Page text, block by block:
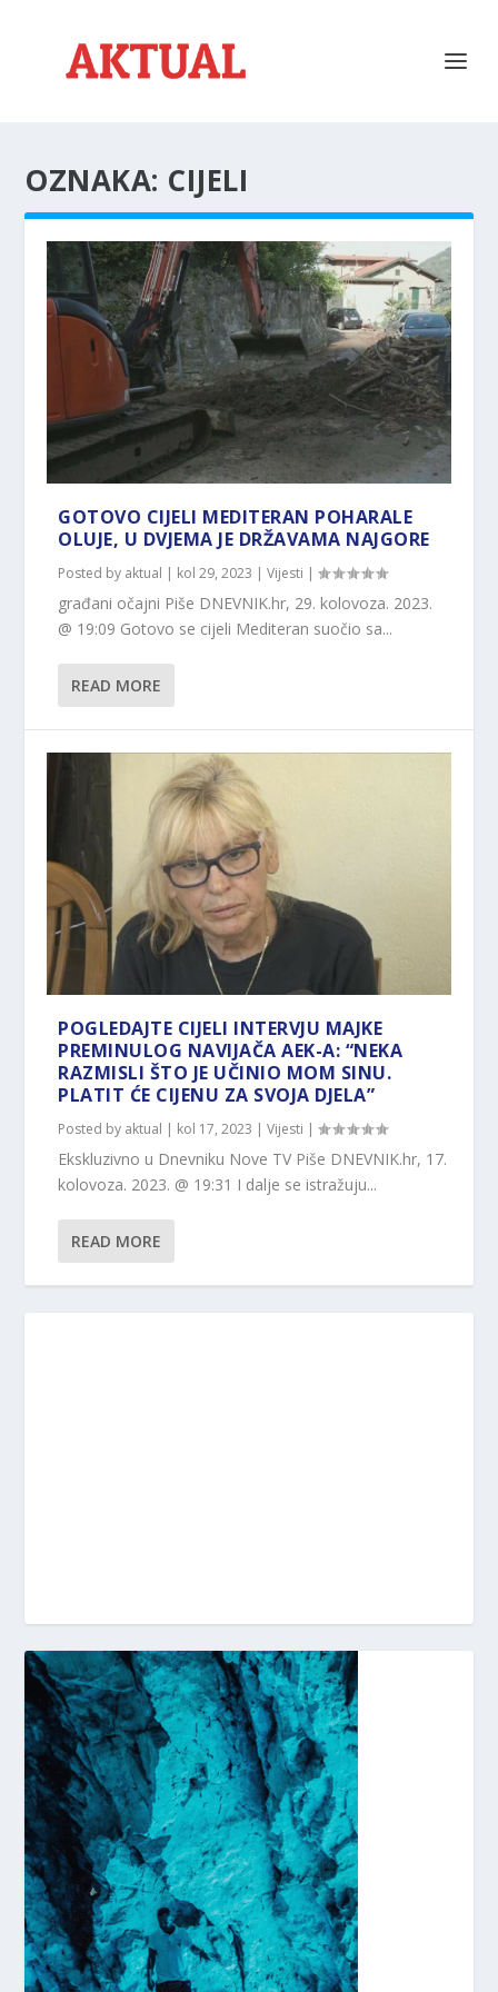
OZNAKA: CIJELI
GOTOVO CIJELI MEDITERAN POHARALE
OLUJE, U DVJEMA JE DRŽAVAMA NAJGORE
Posted by aktual | kol 29, 2023 |Vijesti |
građani očajni Piše DNEVNIK.hr, 29. kolovoza. 2023.
@ 19:09 Gotovo se cijeli Mediteran suočio sa...
READ MORE
POGLEDAJTE CIJELI INTERVJU MAJKE
PREMINULOG NAVIJAČA AEK-A: “NEKA
RAZMISLI ŠTO JE UČINIO MOM SINU.
PLATIT ĆE CIJENU ZA SVOJA DJELA”
Posted by aktual | kol 17, 2023 |Vijesti |
Ekskluzivno u Dnevniku Nove TV Piše DNEVNIK.hr, 17.
kolovoza. 2023. @ 19:31 I dalje se istražuju...
READ MORE